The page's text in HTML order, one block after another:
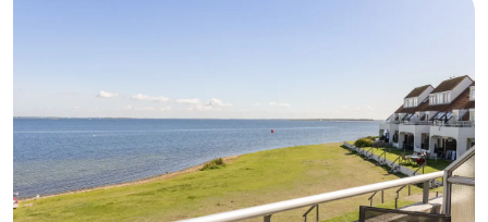
Appartements
-
Port
-